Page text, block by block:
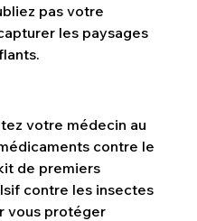
pas votre
les paysages
votre médecin au
contre le
de premiers
contre les insectes
vous protéger